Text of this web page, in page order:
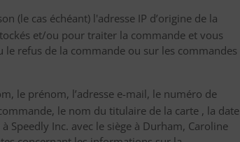
(le cas échéant) l'adresse IP d’origine de la
et/ou pour traiter la commande et vous
refus de la commande ou sur les commandes
le prénom, l’adresse e-mail, le numéro de
le nom du titulaire de la carte , la date
Speedly Inc. avec le siège à Durham, Caroline